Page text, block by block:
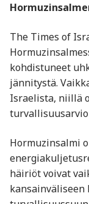
The Times of
kohdistuneet
jännitystä.
Israelista, niillä
Hormuzinsalmi
häiriöt voivat